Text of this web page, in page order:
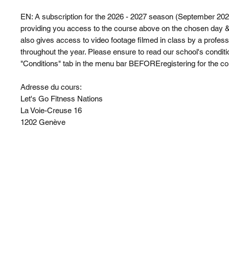
EN: A subscription for the 2026 - 2027 season (September
providing you access to the course above on the chosen day
also gives access to video footage filmed in class by a
throughout the year. Please ensure to read our school's
"Conditions" tab in the menu bar BEFOREregistering for the
Adresse du cours:
Let's Go Fitness Nations
La Voie-Creuse 16
1202 Genève